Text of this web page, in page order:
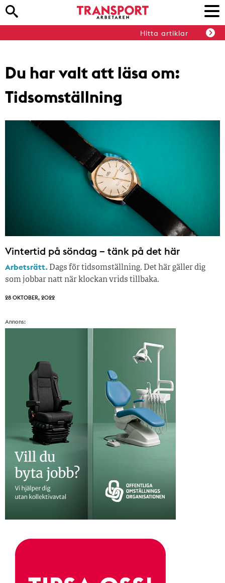
Hitta artiklar
Du har valt att läsa om:
Tidsomställning
Vintertid på söndag – tänk på det här
Arbetsrätt. Dags för tidsomställning. Det här gäller dig
som jobbar natt när klockan vrids tillbaka.
28 OKTOBER, 2022
Annons: